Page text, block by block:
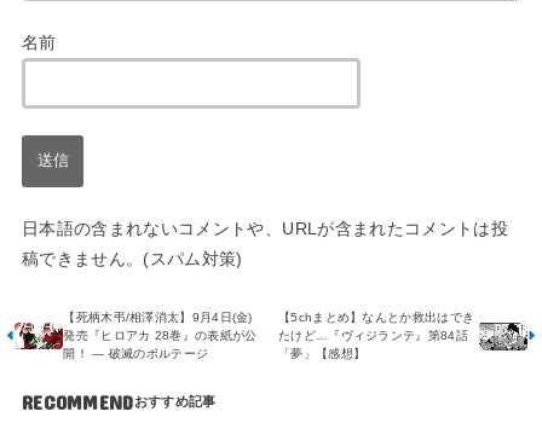
名前
日本語の含まれないコメントや、URLが含まれたコメントは投
稿できません。(スパム対策)
【5chまとめ】なんとか救出はでき
たけど…『ヴィジランテ』第84話
「夢」【感想】
【死柄木弔/相澤消太】9月4日(金)
発売『ヒロアカ 28巻』の表紙が公
開！ ― 破滅のボルテージ
RECOMMEND